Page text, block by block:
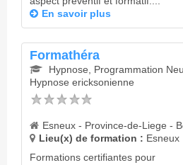
En savoir plus
Formathéra
Hypnose, Programmation
Hypnose ericksonienne
Esneux - Province-de-Liege -
Lieu(x) de formation : Esneux
Formations certifiantes pour